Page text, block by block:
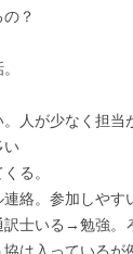
？
人が少なく担当
い
る。
絡。参加しやす
訳士いる→勉強。